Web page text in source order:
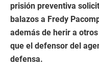
prisión preventiva
balazos a Fredy
además de herir a
que el defensor del
defensa.